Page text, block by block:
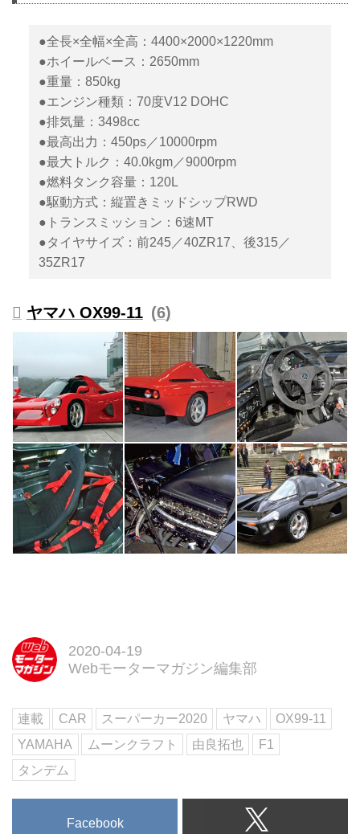
●全長×全幅×全高：4400×2000×1220mm
●ホイールベース：2650mm
●重量：850kg
●エンジン種類：70度V12 DOHC
●排気量：3498cc
●最高出力：450ps／10000rpm
●最大トルク：40.0kgm／9000rpm
●燃料タンク容量：120L
●駆動方式：縦置きミッドシップRWD
●トランスミッション：6速MT
●タイヤサイズ：前245／40ZR17、後315／
35ZR17
ヤマハ OX99-11 6
2020-04-19
Webモーターマガジン編集部
連載 CAR スーパーカー2020 ヤマハ
OX99-11
YAMAHA
ムーンクラフト 由良拓也
F1
タンデム
Facebook